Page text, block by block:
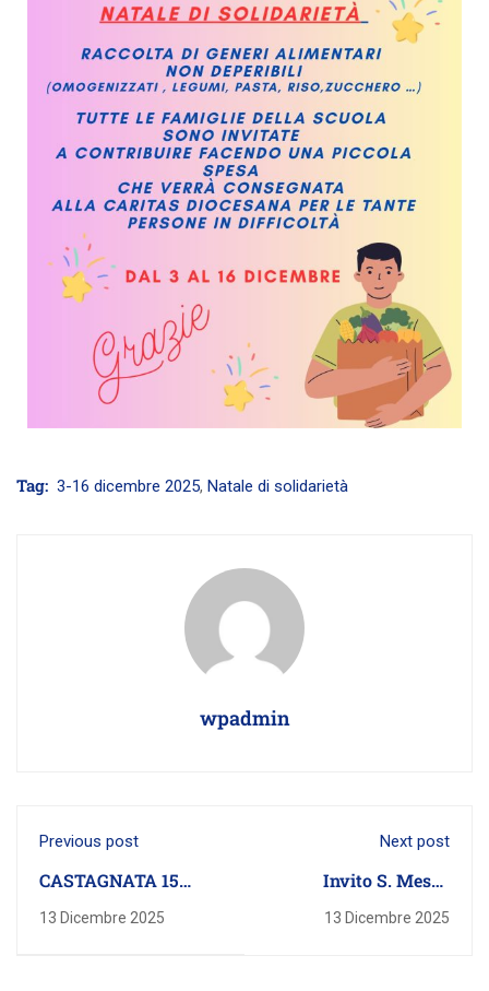
Tag: 3-16 dicembre 2025, Natale di solidarietà
wpadmin
Previous post
CASTAGNATA 15
Novembre 2025
13 Dicembre 2025
Next post
Invito S. Messa
Natale 18.12.2025
13 Dicembre 2025